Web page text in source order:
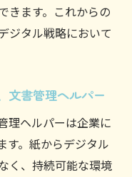
きます。これからの
ジタル戦略において
文書管理ヘルパー
理ヘルパーは企業に
す。紙からデジタル
く、持続可能な環境